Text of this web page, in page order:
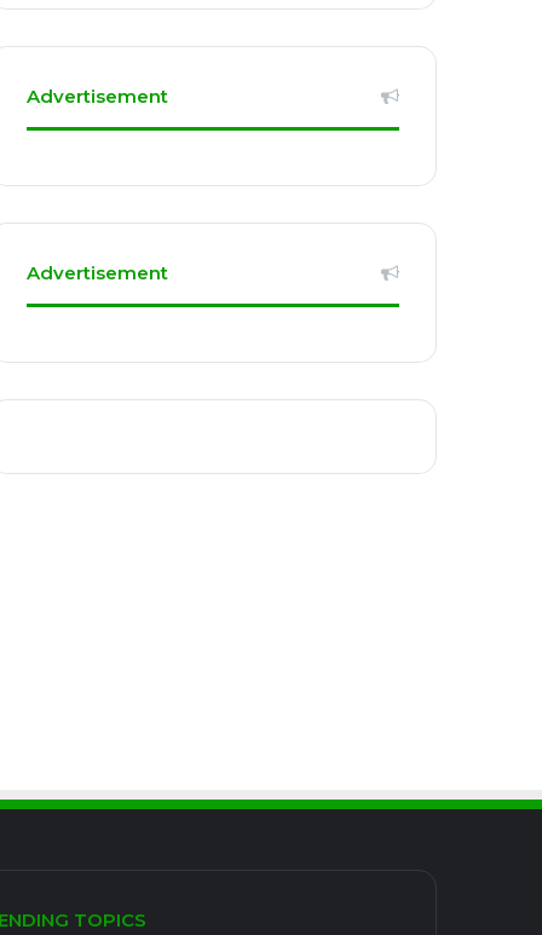
Advertisement
Advertisement
TOPICS